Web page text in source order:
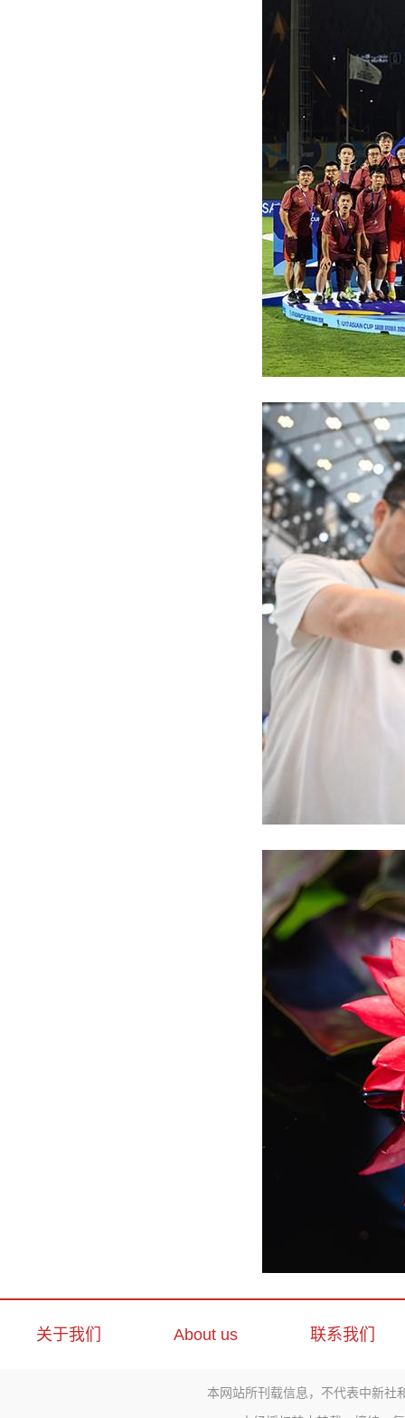
关于我们 About us 联系我们
本网站所刊载信息，不代表中新社